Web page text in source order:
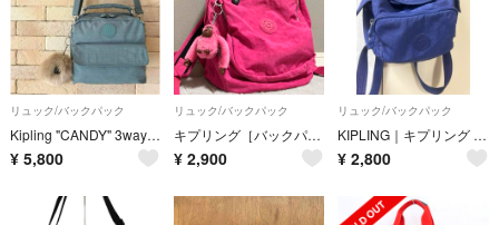
リュック/バックパック
Kipling "CANDY" 3wayリュック＆ショルダーバッグ
¥ 5,800
リュック/バックパック
キプリング［バックパック］大容量 ゴリラのチャーム リュック ピンク
¥ 2,900
リュック/バックパック
KIPLING｜キプリング バックパック CITY ZIP Sサイズ
¥ 2,800